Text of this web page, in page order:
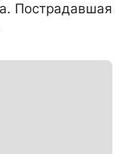
Пострадавшая